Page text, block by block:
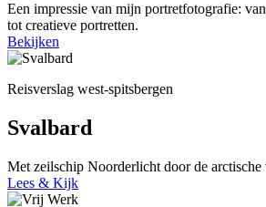
Een impressie van mijn portretfotografie:
tot creatieve portretten.
Bekijken
Reisverslag west-spitsbergen
Svalbard
Met zeilschip Noorderlicht door de arctische
Lees & Kijk